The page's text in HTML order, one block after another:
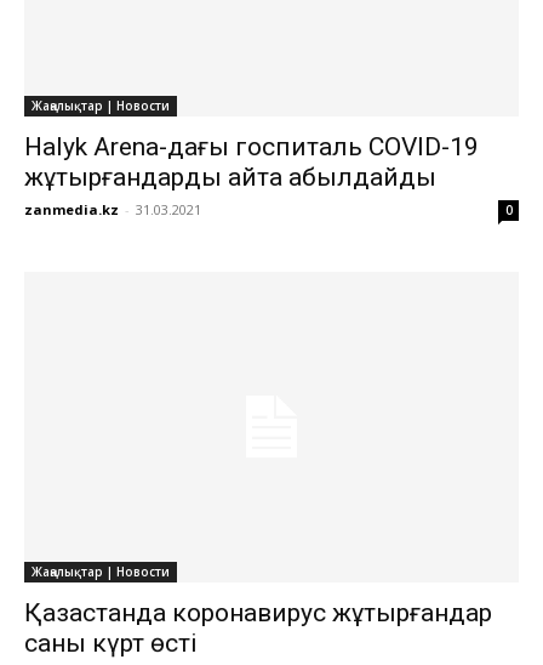
Жаңалықтар | Новости
Halyk Arena-дағы госпиталь COVID-19
жұқтырғандарды қайта қабылдайды
zanmedia.kz - 31.03.2021 0
Жаңалықтар | Новости
Қазақстанда коронавирус жұқтырғандар
саны күрт өсті